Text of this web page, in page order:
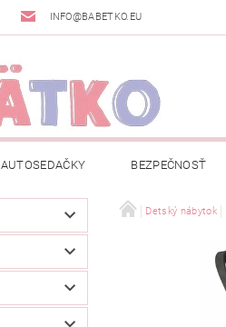
INFO@BABETKO.EU
AUTOSEDAČKY BEZPEČNOSŤ
POSLEDNÁ ŠANCADetský nábytok